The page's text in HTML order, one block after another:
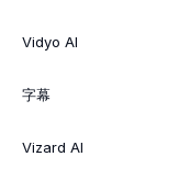
Vidyo AI
字幕
Vizard AI